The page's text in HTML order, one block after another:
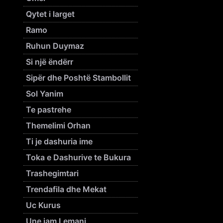
Qytet i larget
Ramo
Ruhun Duymaz
Si një ëndërr
Sipër dhe Poshtë Stambollit
Sol Yanim
Te pastrehe
Themelimi Orhan
Ti je dashuria ime
Toka e Dashurive te Bukura
Trashegimtari
Trendafila dhe Mekat
Uc Kurus
Une jam Lemani